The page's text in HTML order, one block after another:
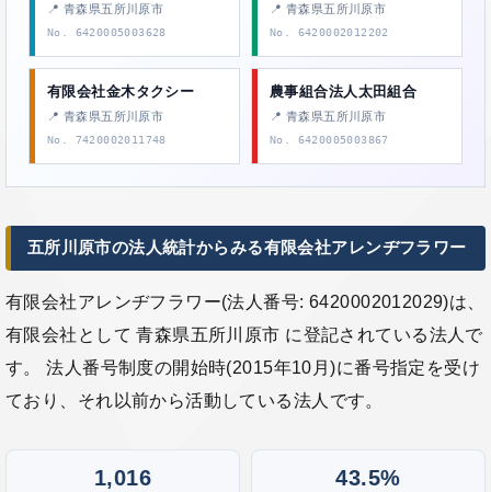
📍 青森県五所川原市
No. 6420005003628
📍 青森県五所川原市
No. 6420002012202
有限会社金木タクシー
📍 青森県五所川原市
No. 7420002011748
農事組合法人太田組合
📍 青森県五所川原市
No. 6420005003867
五所川原市の法人統計からみる有限会社アレンヂフラワー
有限会社アレンヂフラワー(法人番号: 6420002012029)は、
有限会社として 青森県五所川原市 に登記されている法人で
す。 法人番号制度の開始時(2015年10月)に番号指定を受け
ており、それ以前から活動している法人です。
1,016 43.5%